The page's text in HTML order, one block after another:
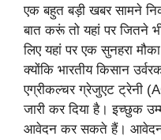
एक बहुत बड़ी खबर सामने
बात करूं तो यहां पर जितने
लिए यहां पर एक सुनहरा
क्योंकि भारतीय किसान
एग्रीकल्चर ग्रेजुएट ट्रेनी
जारी कर दिया है। इच्छुक
आवेदन कर सकते हैं। आवेदन